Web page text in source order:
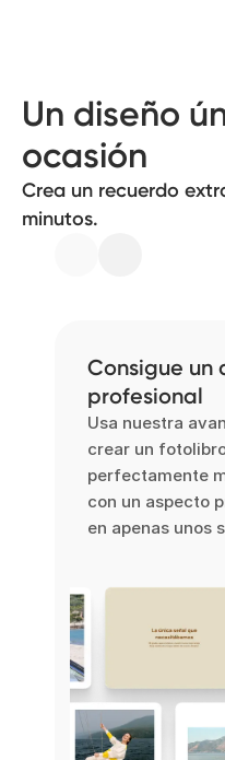
Un diseño
ocasión
Crea un recuerdo
minutos.
Consigue un
profesional
Usa nuestra
crear un
perfectamente
con un aspecto
en apenas unos